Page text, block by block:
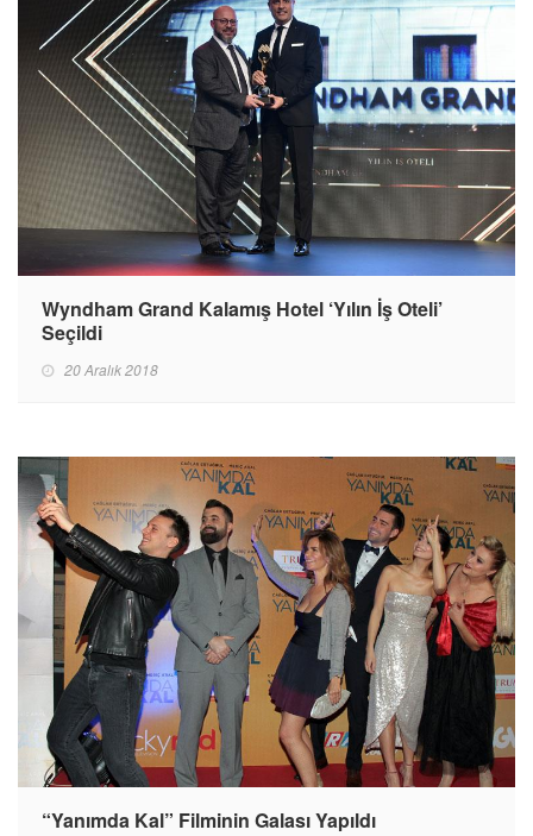
Wyndham Grand Kalamış Hotel ‘Yılın İş Oteli’
Seçildi
20 Aralık 2018
“Yanımda Kal” Filminin Galası Yapıldı